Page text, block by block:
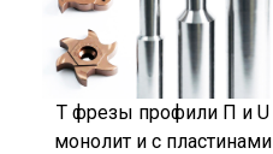
T фрезы профили П и U
монолит и с пластинами